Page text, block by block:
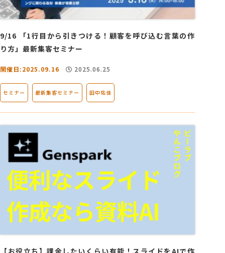
9/16 「1行目から引きつける！顧客を呼び込む言葉の作
り方」最新集客セミナー
開催日:2025.09.16 2025.06.25
セミナー 最新集客セミナー 田中佑佳
【お役立ち】課金したいくらい有能！スライドをAIで作